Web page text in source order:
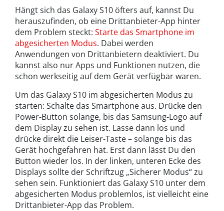
Hängt sich das Galaxy S10 öfters auf, kannst Du
herauszufinden, ob eine Drittanbieter-App hinter
dem Problem steckt: Starte das Smartphone im
abgesicherten Modus. Dabei werden
Anwendungen von Drittanbietern deaktiviert. Du
kannst also nur Apps und Funktionen nutzen, die
schon werkseitig auf dem Gerät verfügbar waren.
Um das Galaxy S10 im abgesicherten Modus zu
starten: Schalte das Smartphone aus. Drücke den
Power-Button solange, bis das Samsung-Logo auf
dem Display zu sehen ist. Lasse dann los und
drücke direkt die Leiser-Taste – solange bis das
Gerät hochgefahren hat. Erst dann lässt Du den
Button wieder los. In der linken, unteren Ecke des
Displays sollte der Schriftzug „Sicherer Modus“ zu
sehen sein. Funktioniert das Galaxy S10 unter dem
abgesicherten Modus problemlos, ist vielleicht eine
Drittanbieter-App das Problem.